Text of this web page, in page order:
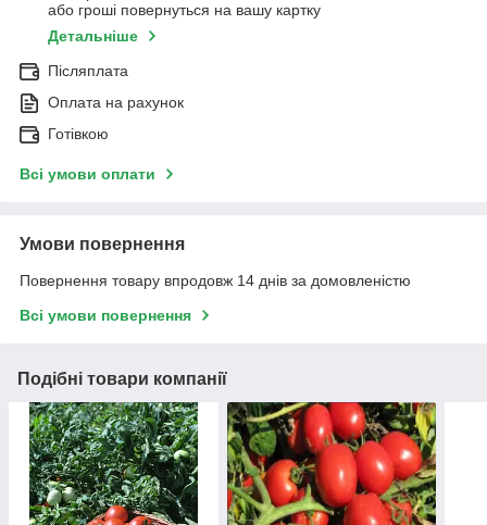
або гроші повернуться на вашу картку
Детальніше
Післяплата
Оплата на рахунок
Готівкою
Всі умови оплати
Умови повернення
Повернення товару впродовж 14 днів за домовленістю
Всі умови повернення
Подібні товари компанії